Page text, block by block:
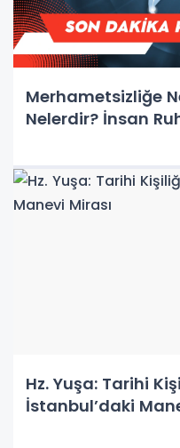
Merhametsizliğe
Nelerdir? İnsan
Hz. Yuşa: Tarihi
İstanbul’daki